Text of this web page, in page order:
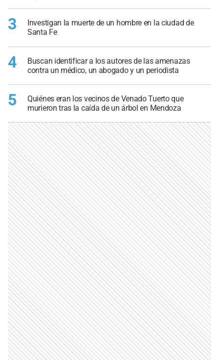
3
Investigan la muerte de un hombre en la ciudad de
Santa Fe
4
Buscan identificar a los autores de las amenazas
contra un médico, un abogado y un periodista
5
Quiénes eran los vecinos de Venado Tuerto que
murieron tras la caída de un árbol en Mendoza